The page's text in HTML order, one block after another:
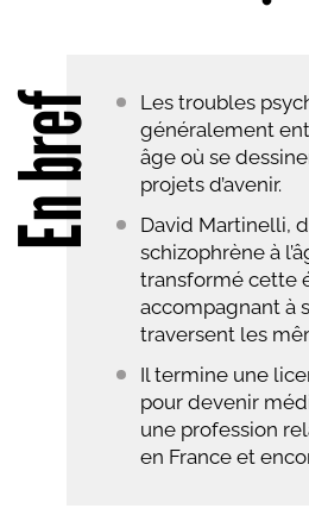
bref
Les troubles
généralement
âge où se
projets d’avenir.
David Martinelli,
schizophrène à
transformé cette
accompagnant à
traversent les
Il termine une
pour devenir
une profession
en France et